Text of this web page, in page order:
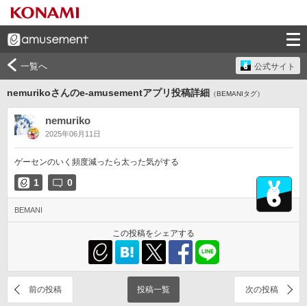
一覧へ 公式サイト
nemurikoさんのe-amusementアプリ投稿詳細 （BEMANIタグ）
nemuriko
2025年06月11日
ゲーセンのいく頻度減ったら太った気がする
1 0
BEMANI
この投稿をシェアする
前の投稿 投稿一覧 次の投稿